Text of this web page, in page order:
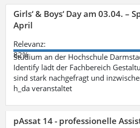
Girls‘ & Boys‘ Day am 03.04.
April
Relevanz:
82%
Studium an der Hochschule
Identify lädt der Fachbereich
sind stark nachgefragt und
h_da veranstaltet
pAssat 14 - professionelle